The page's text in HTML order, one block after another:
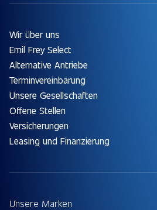
Wir über uns
Emil Frey Select
Alternative Antriebe
Terminvereinbarung
Unsere Gesellschaften
Offene Stellen
Versicherungen
Leasing und Finanzierung
Unsere Marken